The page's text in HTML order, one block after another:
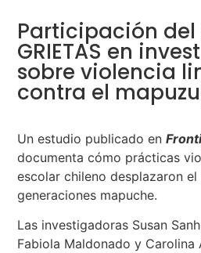
Participación del
GRIETAS en
sobre violencia
contra el
Un estudio publicado en
documenta cómo prácticas
escolar chileno desplazaron
generaciones mapuche.
Las investigadoras Susan
Fabiola Maldonado y Carolina